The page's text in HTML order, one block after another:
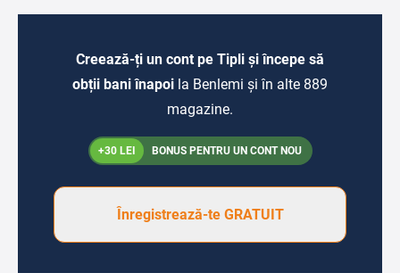
Creează-ți un cont pe Tipli și începe să
obții bani înapoi la Benlemi și în alte 889
magazine.
+30 LEI BONUS PENTRU UN CONT NOU
Înregistrează-te GRATUIT